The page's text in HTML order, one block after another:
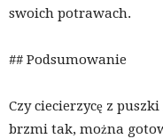
swoich potrawach.
## Podsumowanie
Czy ciecierzycę z
brzmi tak, można